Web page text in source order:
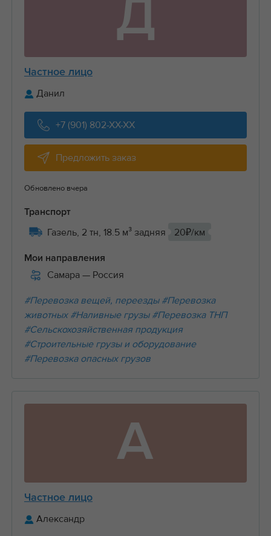
Д
Частное лицо
Данил
+7 (901) 802-XX-XX
Предложить заказ
Обновлено вчера
Транспорт
Газель, 2 тн, 18.5 м³ задняя 20₽/км
Мои направления
Самара — Россия
#Перевозка вещей, переезды #Перевозка
животных #Наливные грузы #Перевозка ТНП
#Сельскохозяйственная продукция
#Строительные грузы и оборудование
#Перевозка опасных грузов
А
Частное лицо
Александр